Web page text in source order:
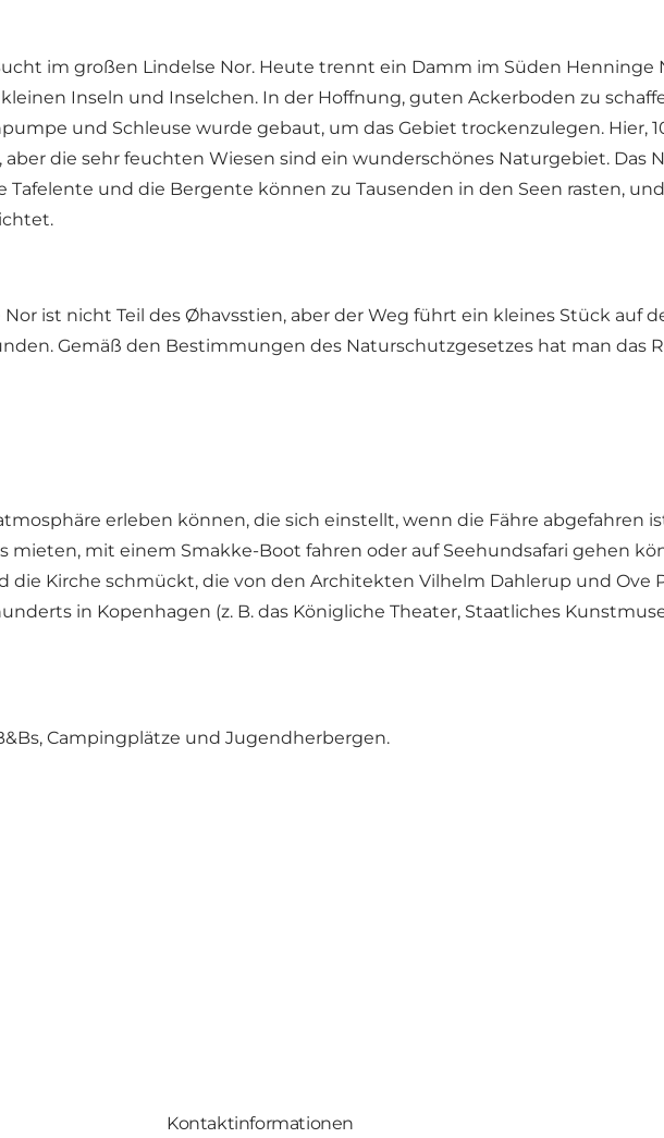
im großen Lindelse Nor. Heute trennt ein Damm im Süden Henninge
Inseln und Inselchen. In der Hoffnung, guten Ackerboden zu
und Schleuse wurde gebaut, um das Gebiet trockenzulegen. Hier,
die sehr feuchten Wiesen sind ein wunderschönes Naturgebiet. Das
Tafelente und die Bergente können zu Tausenden in den Seen rasten,
ist nicht Teil des Øhavsstien, aber der Weg führt ein kleines Stück auf
Gemäß den Bestimmungen des Naturschutzgesetzes hat man das
erleben können, die sich einstellt, wenn die Fähre abgefahren
mieten, mit einem Smakke-Boot fahren oder auf Seehundsafari gehen
die Kirche schmückt, die von den Architekten Vilhelm Dahlerup und Ove
in Kopenhagen (z. B. das Königliche Theater, Staatliches
Campingplätze und Jugendherbergen.
Kontaktinformationen